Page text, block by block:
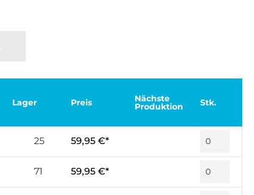
Lager Preis Nächste
Produktion Stk.
25 59,95 €*
71 59,95 €*